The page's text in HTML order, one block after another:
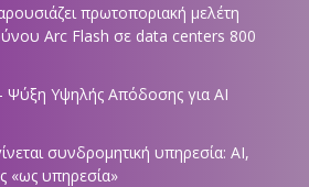
πρωτοποριακή μελέτη
Arc Flash σε data centers 800
Ψύξη Υψηλής Απόδοσης για AI
συνδρομητική υπηρεσία: AI,
«ως υπηρεσία»